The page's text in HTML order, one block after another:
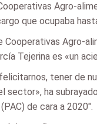
Agro-
que ocupaba
Cooperativas Agro-
Tejerina es «un
tener de
sector», ha
de cara a 2020″.